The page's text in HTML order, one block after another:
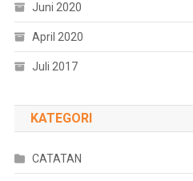
Juni 2020
April 2020
Juli 2017
KATEGORI
CATATAN